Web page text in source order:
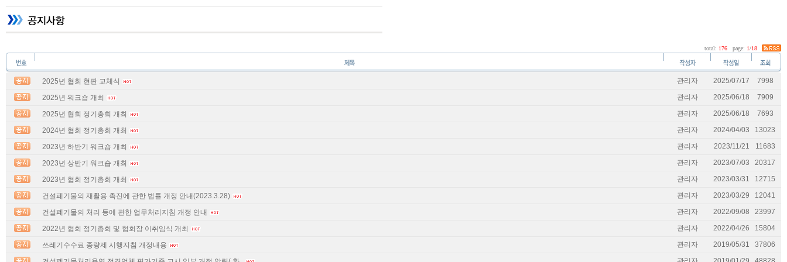
total: 176page: 1/18
2025년 협회 현판 교체식 관리자 2025/07/17 7998
2025년 워크숍 개최 관리자 2025/06/18 7909
2025년 협회 정기총회 개최 관리자 2025/06/18 7693
2024년 협회 정기총회 개최 관리자 2024/04/03 13023
2023년 하반기 워크숍 개최 관리자 2023/11/21 11683
2023년 상반기 워크숍 개최 관리자 2023/07/03 20317
2023년 협회 정기총회 개최 관리자 2023/03/31 12715
건설폐기물의 재활용 촉진에 관한 법률 개정 안내(2023.3.28) 관리자 2023/03/29 12041
건설폐기물의 처리 등에 관한 업무처리지침 개정 안내 관리자 2022/09/08 23997
2022년 협회 정기총회 및 협회장 이취임식 개최 관리자 2022/04/26 15804
쓰레기수수료 종량제 시행지침 개정내용 관리자 2019/05/31 37806